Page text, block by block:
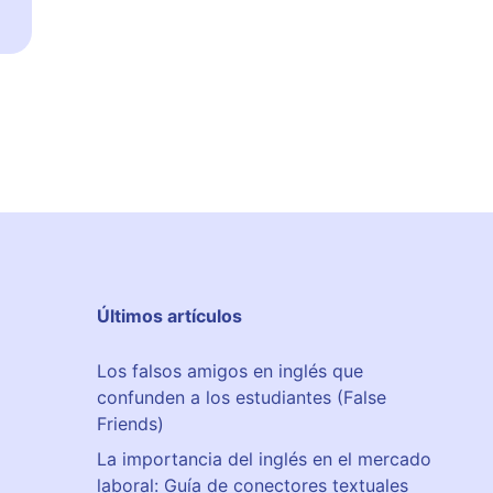
l
Últimos artículos
Los falsos amigos en inglés que
confunden a los estudiantes (False
Friends)
La importancia del inglés en el mercado
laboral: Guía de conectores textuales